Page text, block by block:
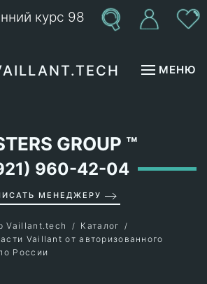
курс 98
МЕНЮ
GROUP ™
960-42-04
МЕНЕДЖЕРУ
Vaillant.tech
Каталог
Vaillant от авторизованного
России